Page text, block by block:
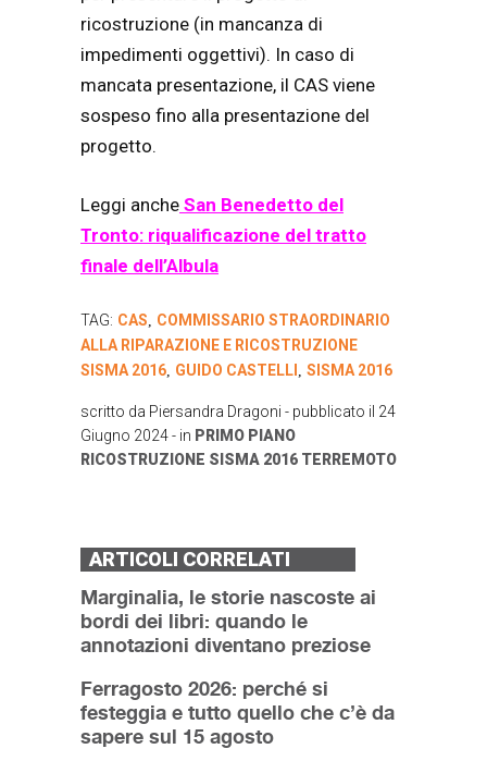
ricostruzione (in mancanza di
impedimenti oggettivi). In caso di
mancata presentazione, il CAS viene
sospeso fino alla presentazione del
progetto.
Leggi anche San Benedetto del
Tronto: riqualificazione del tratto
finale dell’Albula
TAG: CAS, COMMISSARIO STRAORDINARIO
ALLA RIPARAZIONE E RICOSTRUZIONE
SISMA 2016, GUIDO CASTELLI , SISMA 2016
scritto da Piersandra Dragoni - pubblicato il 24
Giugno 2024- in PRIMO PIANO
RICOSTRUZIONE SISMA 2016 TERREMOTO
ARTICOLI CORRELATI
Marginalia, le storie nascoste ai
bordi dei libri: quando le
annotazioni diventano preziose
Ferragosto 2026: perché si
festeggia e tutto quello che c’è da
sapere sul 15 agosto